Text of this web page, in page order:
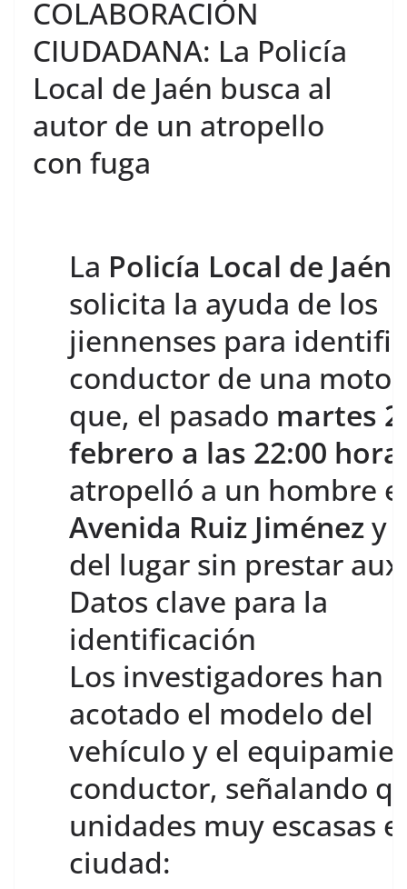
COLABORACIÓN
CIUDADANA: La Policía
Local de Jaén busca al
autor de un atropello
con fuga
La Policía Local de Jaén
solicita la ayuda de los
jiennenses para
conductor de una
que, el pasado martes
febrero a las 22:00
atropelló a un hombre
Avenida Ruiz Jiménezy
del lugar sin prestar
Datos clave para la
identificación
Los investigadores han
acotado el modelo del
vehículo y el
conductor, señalando
unidades muy escasas
ciudad: